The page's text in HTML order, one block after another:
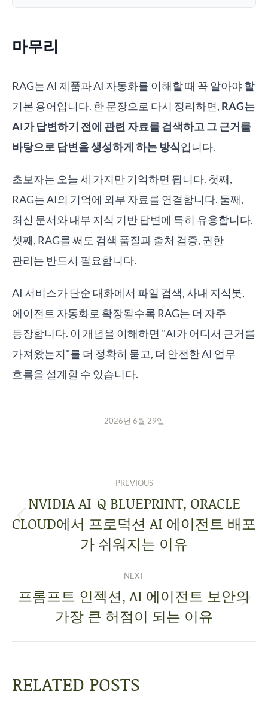
마무리
RAG는 AI 제품과 AI 자동화를 이해할 때 꼭 알아야 할
기본 용어입니다. 한 문장으로 다시 정리하면, RAG는
AI가 답변하기 전에 관련 자료를 검색하고 그 근거를
바탕으로 답변을 생성하게 하는 방식입니다.
초보자는 오늘 세 가지만 기억하면 됩니다. 첫째,
RAG는 AI의 기억에 외부 자료를 연결합니다. 둘째,
최신 문서와 내부 지식 기반 답변에 특히 유용합니다.
셋째, RAG를 써도 검색 품질과 출처 검증, 권한
관리는 반드시 필요합니다.
AI 서비스가 단순 대화에서 파일 검색, 사내 지식봇,
에이전트 자동화로 확장될수록 RAG는 더 자주
등장합니다. 이 개념을 이해하면 "AI가 어디서 근거를
가져왔는지"를 더 정확히 묻고, 더 안전한 AI 업무
흐름을 설계할 수 있습니다.
2026년 6월 29일
PREVIOUS
NVIDIA AI-Q BLUEPRINT, ORACLE
CLOUD에서 프로덕션 AI 에이전트 배포
가 쉬워지는 이유
NEXT
프롬프트 인젝션, AI 에이전트 보안의
가장 큰 허점이 되는 이유
RELATED POSTS